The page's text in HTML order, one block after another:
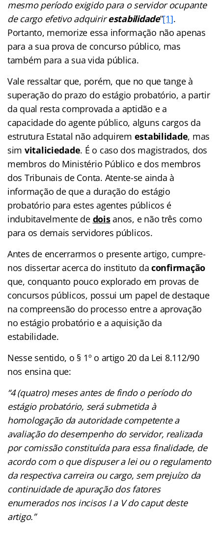
mesmo período exigido para o servidor ocupante
de cargo efetivo adquirirestabilidade”[1].
Portanto, memorize essa informação não apenas
para a sua prova de concurso público, mas
também para a sua vida pública.
Vale ressaltar que, porém, que no que tange à
superação do prazo do estágio probatório, a partir
da qual resta comprovada a aptidão e a
capacidade do agente público, alguns cargos da
estrutura Estatal não adquirem estabilidade, mas
sim vitaliciedade. É o caso dos magistrados, dos
membros do Ministério Público e dos membros
dos Tribunais de Conta. Atente-se ainda à
informação de que a duração do estágio
probatório para estes agentes públicos é
indubitavelmente de doisanos, e não três como
para os demais servidores públicos.
Antes de encerrarmos o presente artigo, cumpre-
nos dissertar acerca do instituto daconfirmação
que, conquanto pouco explorado em provas de
concursos públicos, possui um papel de destaque
na compreensão do processo entre a aprovação
no estágio probatório e a aquisição da
estabilidade.
Nesse sentido, o § 1º o artigo 20 da Lei 8.112/90
nos ensina que:
“4 (quatro) meses antes de findo o período do
estágio probatório, será submetida à
homologação da autoridade competente a
avaliação do desempenho do servidor, realizada
por comissão constituída para essa finalidade, de
acordo com o que dispuser a lei ou o regulamento
da respectiva carreira ou cargo, sem prejuízo da
continuidade de apuração dos fatores
enumerados nos incisos I a V do caput deste
artigo.”